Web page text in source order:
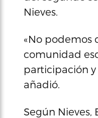
Nieves.
«No podemos
comunidad
participación
añadió.
Según Nieves,